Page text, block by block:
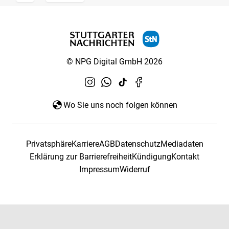
© NPG Digital GmbH 2026
Wo Sie uns noch folgen können
PrivatsphäreKarriereAGBDatenschutzMediadaten
Erklärung zur BarrierefreiheitKündigungKontakt
ImpressumWiderruf